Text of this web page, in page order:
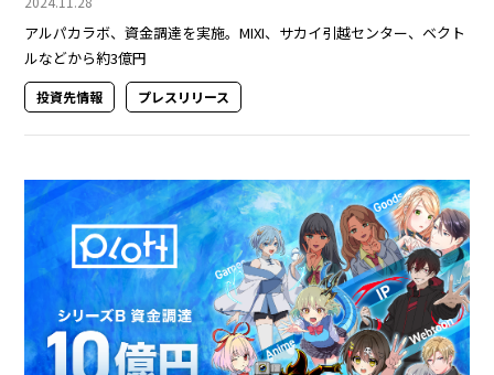
アルパカラボ、資金調達を実施。MIXI、サカイ引越センター、ベクト
ルなどから約3億円
投資先情報 プレスリリース